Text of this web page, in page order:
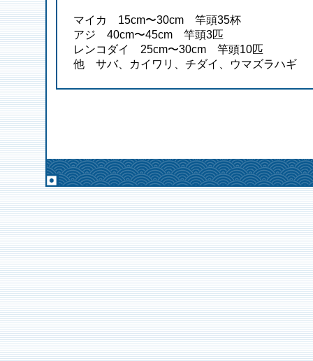
マイカ 15cm〜30cm 竿頭35杯
アジ 40cm〜45cm 竿頭3匹
レンコダイ 25cm〜30cm 竿頭10匹
他 サバ、カイワリ、チダイ、ウマズラハギ